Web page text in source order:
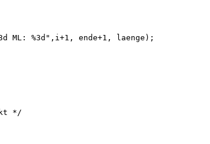
ML: %3d",i+1, ende+1, laenge);
*/